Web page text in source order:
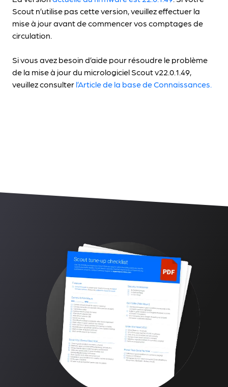
Scout n’utilise pas cette version, veuillez effectuer la
mise à jour avant de commencer vos comptages de
circulation.
Si vous avez besoin d’aide pour résoudre le problème
de la mise à jour du micrologiciel Scout v22.0.1.49,
veuillez consulter l’Article de la base de Connaissances.